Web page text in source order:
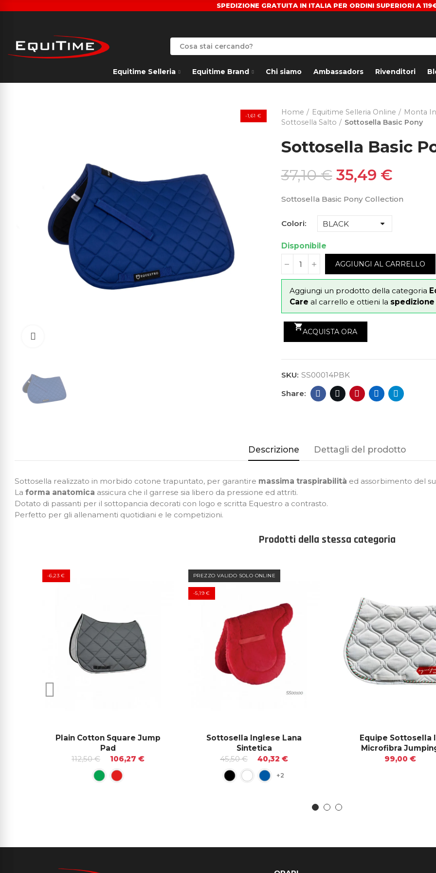
SPEDIZIONE GRATUITA IN ITALIA PER ORDINI SUPERIORI A
Equitime Selleria Equitime Brand Chi siamo Ambassadors Rivenditori
-1,61 € Home Equitime Selleria Online Monta
Sottosella Salto
Sottosella Basic Pony
Sottosella Basic
37,10 € 35,49 €
Sottosella Basic Pony Collection
Colori
Disponibile
AGGIUNGI AL CARRELLO
Aggiungi un prodotto della categoria
Care al carrello e ottieni la
shopping_cart
ACQUISTA ORA
SKU: SS00014PBK
Descrizione Dettagli del prodotto
Sottosella realizzato in morbido cotone trapuntato, per garantire massima traspirabilità ed assorbimento del
La forma anatomica assicura che il garrese sia libero da pressione ed attriti.
Dotato di passanti per il sottopancia decorati con logo e scritta Equestro a contrasto.
Perfetto per gli allenamenti quotidiani e le competizioni.
Prodotti della stessa categoria
-6,23 €
Plain Cotton Square Jump
Pad
112,50 €
106,27 €
PREZZO VALIDO SOLO ONLINE
-5,19 €
Sottosella Inglese Lana
Sintetica
45,50 €
40,32 €
+2
Equipe Sottosella
Microfibra
99,00 €